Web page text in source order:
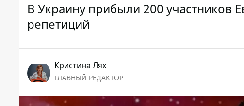
В Украину прибыли 200 участников
репетиций
Кристина Лях
ГЛАВНЫЙ РЕДАКТОР